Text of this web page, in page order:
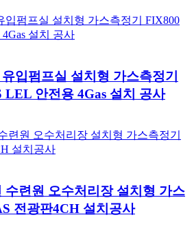
입펌프실 설치형 가스측정기
LEL 안전용 4Gas 설치 공사
수련원 오수처리장 설치형 가스
전광판4CH 설치공사